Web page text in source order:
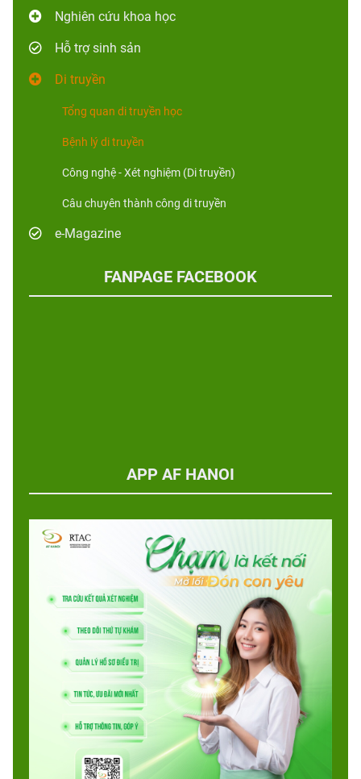
Nghiên cứu khoa học
Hỗ trợ sinh sản
Di truyền
Tổng quan di truyền học
Bệnh lý di truyền
Công nghệ - Xét nghiệm (Di truyền)
Câu chuyên thành công di truyền
e-Magazine
FANPAGE FACEBOOK
APP AF HANOI